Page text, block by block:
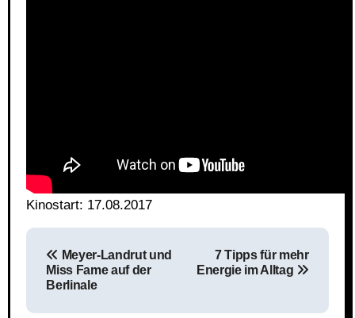
Kinostart: 17.08.2017
Beitragsnavigation
Meyer-Landrut und
Miss Fame auf der
Berlinale
7 Tipps für mehr
Energie im Alltag